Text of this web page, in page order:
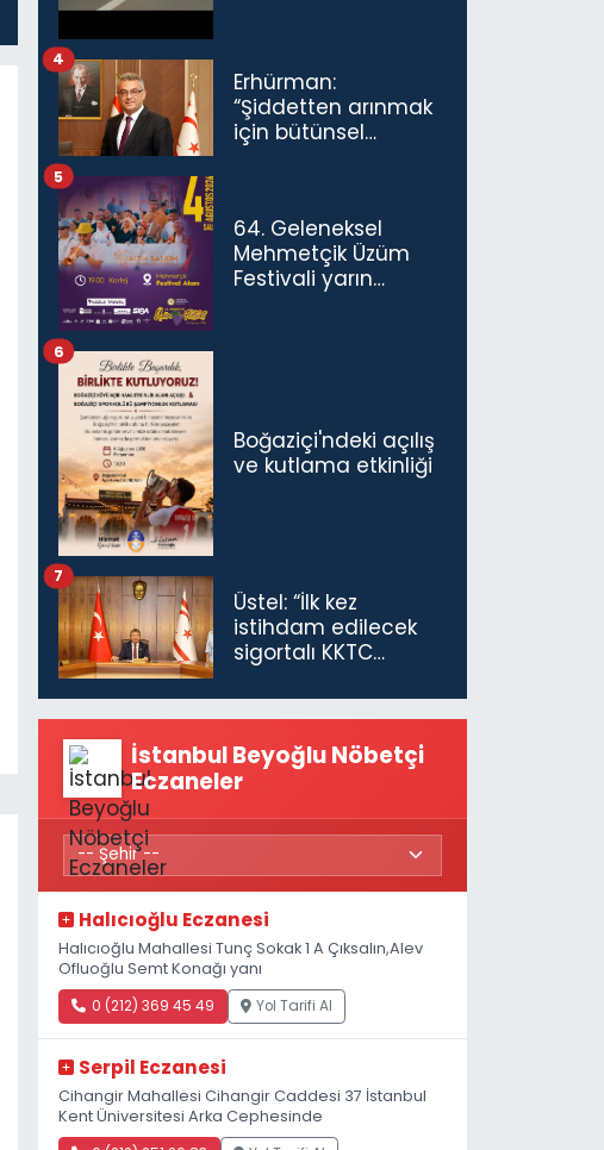
Erhürman:
“Şiddetten arınmak
için bütünsel
4
64. Geleneksel
Mehmetçik Üzüm
Festivali yarın
5
Boğaziçi'ndeki açılış
ve kutlama etkinliği
6
Üstel: “İlk kez
istihdam edilecek
sigortalı KKTC
maaş desteğini 35
bin TL'ye çıkardık”
7
İstanbul Beyoğlu Nöbetçi
Eczaneler
Halıcıoğlu Eczanesi
Halıcıoğlu Mahallesi Tunç Sokak 1 A Çıksalın,Alev
Ofluoğlu Semt Konağı yanı
0 (212) 369 45 49 Yol Tarifi Al
Serpil Eczanesi
Cihangir Mahallesi Cihangir Caddesi 37 İstanbul
Kent Üniversitesi Arka Cephesinde